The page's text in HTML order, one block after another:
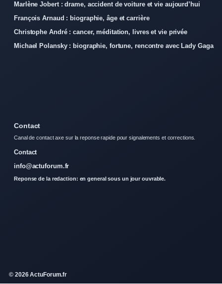
Marlène Jobert : drame, accident de voiture et vie aujourd’hui
François Arnaud : biographie, âge et carrière
Christophe André : cancer, méditation, livres et vie privée
Michael Polansky : biographie, fortune, rencontre avec Lady Gaga
Contact
Canal de contact axe sur la reponse rapide pour signalements et corrections.
Contact
info@actuforum.fr
Reponse de la redaction: en general sous un jour ouvrable.
© 2026 ActuForum.fr